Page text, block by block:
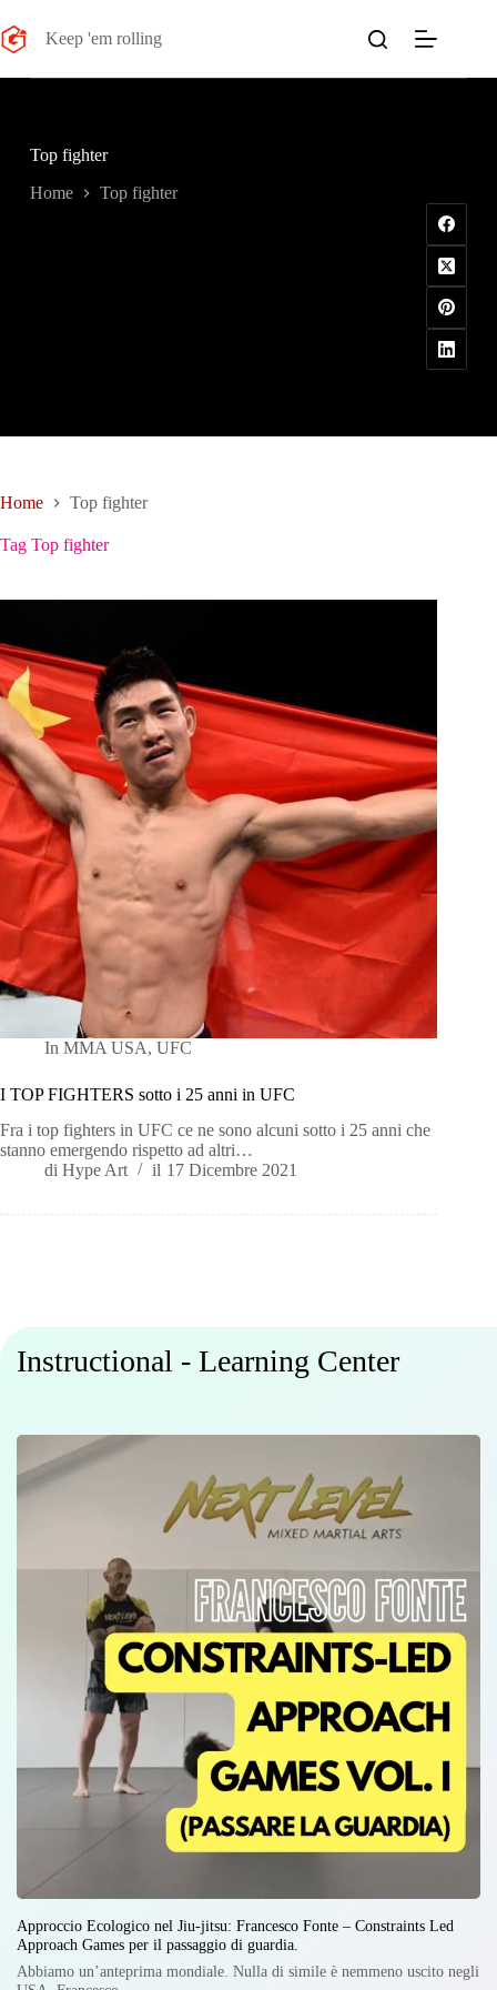
al
contenuto
Keep 'em rolling
Top fighter
Home Top fighter
Home Top fighter
Tag Top fighter
In MMA USA,UFC
I TOP FIGHTERS sotto i 25 anni in UFC
Fra i top fighters in UFC ce ne sono alcuni sotto i 25 anni che
stanno emergendo rispetto ad altri…
di Hype Art il 17 Dicembre 2021
Instructional - Learning Center
Approccio Ecologico nel Jiu-jitsu: Francesco Fonte – Constraints Led
Approach Games per il passaggio di guardia.
Abbiamo un’anteprima mondiale. Nulla di simile è nemmeno uscito negli